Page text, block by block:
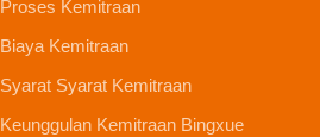
Proses Kemitraan
Biaya Kemitraan
Syarat Syarat Kemitraan
Keunggulan Kemitraan Bingxue